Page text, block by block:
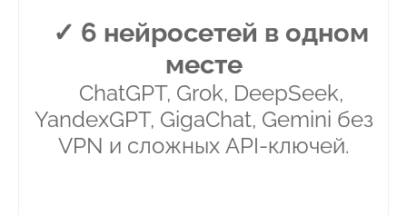
✓ 6 нейросетей в одном
месте
ChatGPT, Grok, DeepSeek,
YandexGPT, GigaChat, Gemini без
VPN и сложных API-ключей.